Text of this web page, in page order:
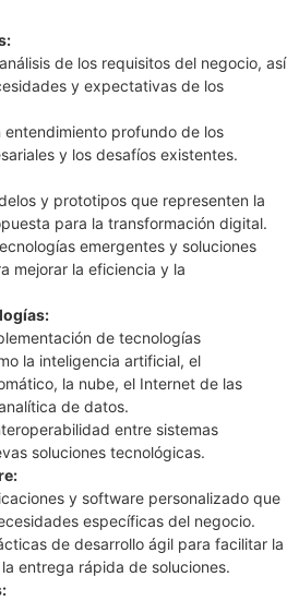
de los requisitos del negocio, así
y expectativas de los
entendimiento profundo de los
y los desafíos existentes.
y prototipos que representen la
para la transformación digital.
emergentes y soluciones
mejorar la eficiencia y la
de tecnologías
la inteligencia artificial, el
la nube, el Internet de las
de datos.
entre sistemas
soluciones tecnológicas.
y software personalizado que
específicas del negocio.
de desarrollo ágil para facilitar la
entrega rápida de soluciones.